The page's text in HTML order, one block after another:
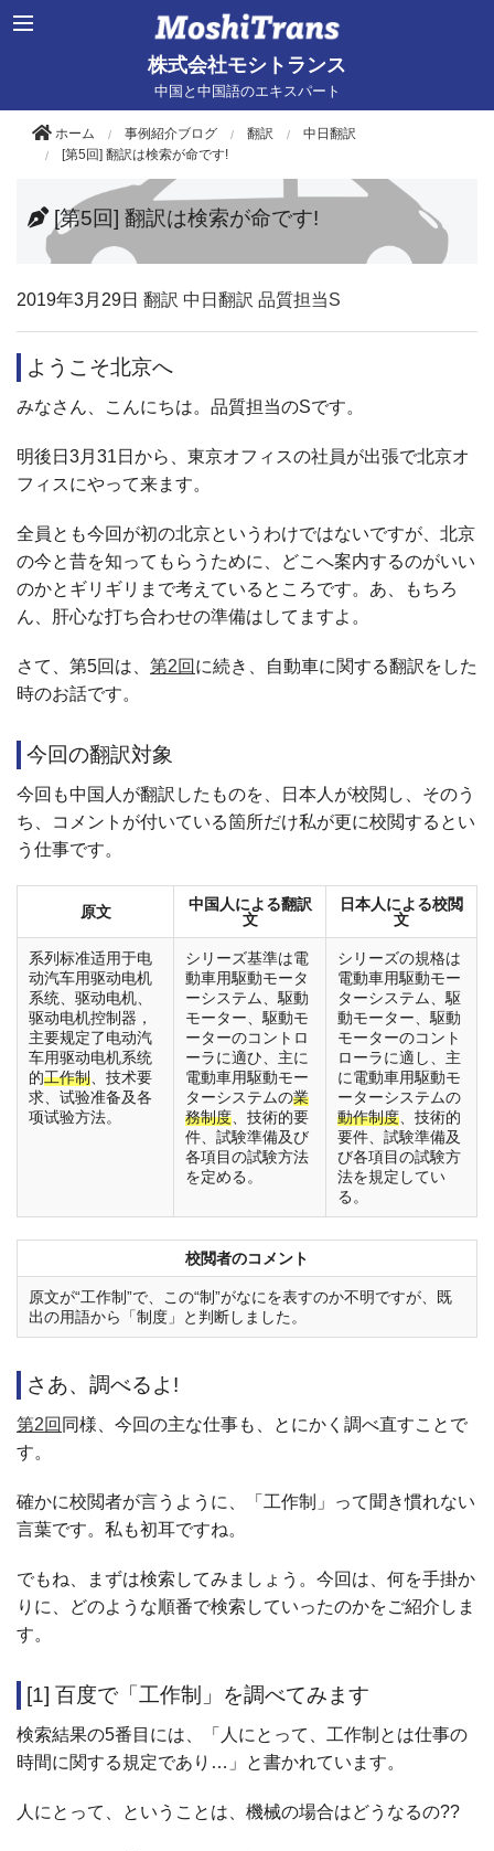
株式会社モシトランス
中国と中国語のエキスパート
ホーム 事例紹介ブログ 翻訳
中日翻訳
[第5回] 翻訳は検索が命です!
[第5回] 翻訳は検索が命です!
2019年3月29日 翻訳 中日翻訳 品質担当S
ようこそ北京へ
みなさん、こんにちは。品質担当のSです。
明後日3月31日から、東京オフィスの社員が出張で北京オ
フィスにやって来ます。
全員とも今回が初の北京というわけではないですが、北京
の今と昔を知ってもらうために、どこへ案内するのがいい
のかとギリギリまで考えているところです。あ、もちろ
ん、肝心な打ち合わせの準備はしてますよ。
さて、第5回は、 第2回 に続き、自動車に関する翻訳をした
時のお話です。
今回の翻訳対象
今回も中国人が翻訳したものを、日本人が校閲し、そのう
ち、コメントが付いている箇所だけ私が更に校閲するとい
う仕事です。
原文
中国人による翻訳
文
日本人による校閲
文
系列标准适用于电
动汽车用驱动电机
系统、驱动电机、
驱动电机控制器，
主要规定了电动汽
车用驱动电机系统
的工作制 、技术要
求、试验准备及各
项试验方法。
シリーズ基準は電
動車用駆動モータ
ーシステム、駆動
モーター、駆動モ
ーターのコントロ
ーラに適ひ、主に
電動車用駆動モー
ターシステムの業
務制度 、技術的要
件、試験準備及び
各項目の試験方法
を定める。
シリーズの規格は
電動車用駆動モー
ターシステム、駆
動モーター、駆動
モーターのコント
ローラに適し、主
に電動車用駆動モ
ーターシステムの
動作制度 、技術的
要件、試験準備及
び各項目の試験方
法を規定してい
る。
校閲者のコメント
原文が“工作制”で、この“制”がなにを表すのか不明ですが、既
出の用語から「制度」と判断しました。
さあ、調べるよ!
第2回 同様、今回の主な仕事も、とにかく調べ直すことで
す。
確かに校閲者が言うように、「工作制」って聞き慣れない
言葉です。私も初耳ですね。
でもね、まずは検索してみましょう。今回は、何を手掛か
りに、どのような順番で検索していったのかをご紹介しま
す。
[1] 百度で「工作制」を調べてみます
検索結果の5番目には、「人にとって、工作制とは仕事の
時間に関する規定であり…」と書かれています。
人にとって、ということは、機械の場合はどうなるの??